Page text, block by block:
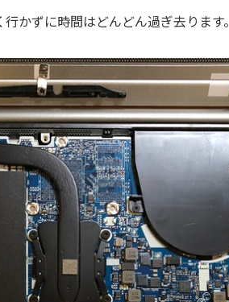
かずに時間はどんどん過ぎ去ります。